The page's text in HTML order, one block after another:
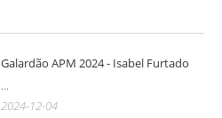
Galardão APM 2024 - Isabel Furtado
...
2024-12-04